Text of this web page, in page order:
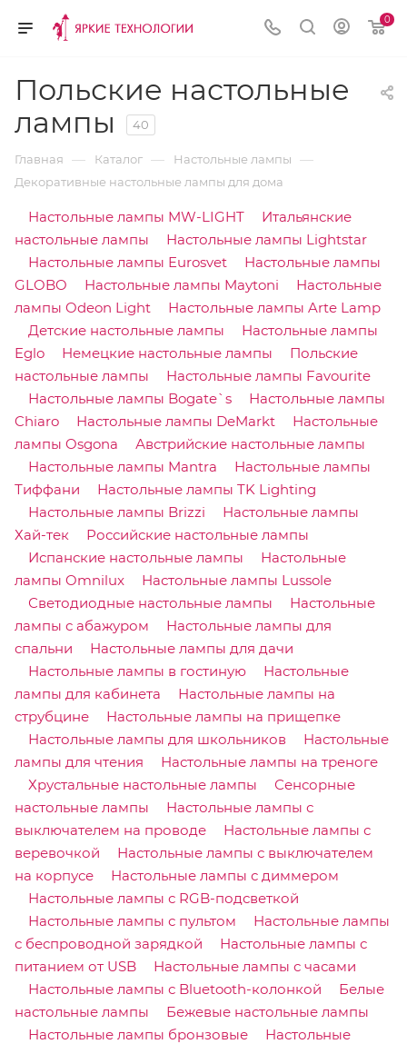
0
Польские настольные
лампы
40
Главная — Каталог — Настольные лампы —
Декоративные настольные лампы для дома
Настольные лампы MW-LIGHT
Итальянские
настольные лампы
Настольные лампы Lightstar
Настольные лампы Eurosvet
Настольные лампы
GLOBO
Настольные лампы Maytoni
Настольные
лампы Odeon Light
Настольные лампы Arte Lamp
Детские настольные лампы
Настольные лампы
Eglo
Немецкие настольные лампы
Польские
настольные лампы
Настольные лампы Favourite
Настольные лампы Bogate`s
Настольные лампы
Chiaro
Настольные лампы DeMarkt
Настольные
лампы Osgona
Австрийские настольные лампы
Настольные лампы Mantra
Настольные лампы
Тиффани
Настольные лампы TK Lighting
Настольные лампы Brizzi
Настольные лампы
Хай-тек
Российские настольные лампы
Испанские настольные лампы
Настольные
лампы Omnilux
Настольные лампы Lussole
Светодиодные настольные лампы
Настольные
лампы с абажуром
Настольные лампы для
спальни
Настольные лампы для дачи
Настольные лампы в гостиную
Настольные
лампы для кабинета
Настольные лампы на
струбцине
Настольные лампы на прищепке
Настольные лампы для школьников
Настольные
лампы для чтения
Настольные лампы на треноге
Хрустальные настольные лампы
Сенсорные
настольные лампы
Настольные лампы с
выключателем на проводе
Настольные лампы с
веревочкой
Настольные лампы с выключателем
на корпусе
Настольные лампы с диммером
Настольные лампы с RGB-подсветкой
Настольные лампы с пультом
Настольные лампы
с беспроводной зарядкой
Настольные лампы с
питанием от USB
Настольные лампы с часами
Настольные лампы с Bluetooth-колонкой
Белые
настольные лампы
Бежевые настольные лампы
Настольные лампы бронзовые
Настольные